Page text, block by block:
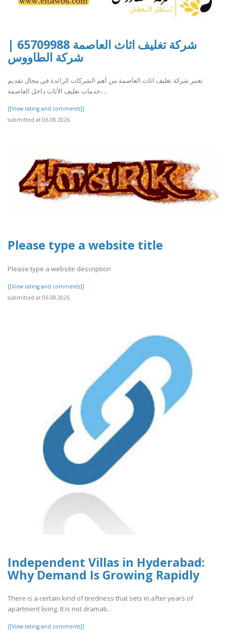
شركة تغليف اثاث العاصمة 65709988 |
شركة الطاووس
تعتبر شركة تغليف اثاث العاصمة من أهم الشركات الرائدة في مجال تقديم
خدمات تغليف الأثاث داخل العاصمة، ..
[[View rating and comments]]
submitted at 06.08.2026
Please type a website title
Please type a website description
[[View rating and comments]]
submitted at 06.08.2026
Independent Villas in Hyderabad:
Why Demand Is Growing Rapidly
There is a certain kind of tiredness that sets in after years of
apartment living. It is not dramati..
[[View rating and comments]]